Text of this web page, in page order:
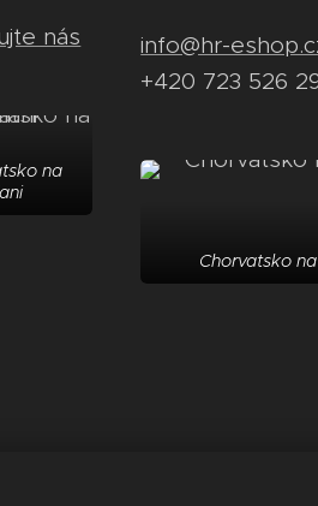
nás
na
info@hr-
+420 723 526
Chorvatsko